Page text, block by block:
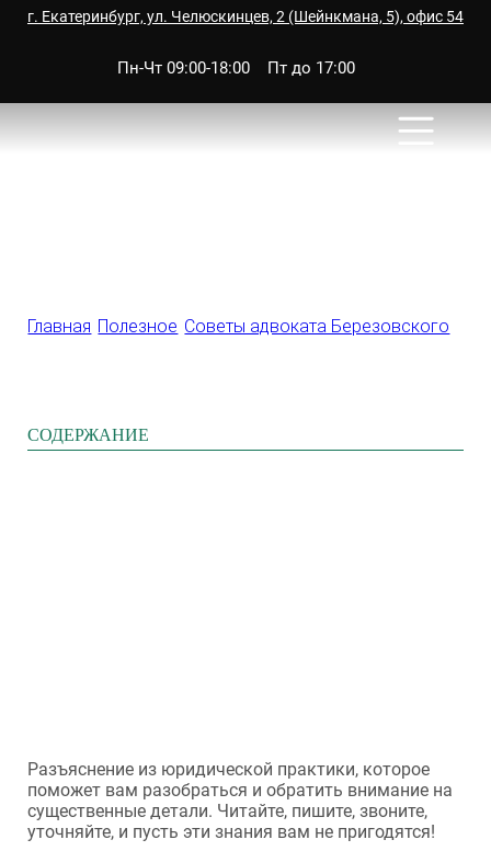
г. Екатеринбург, ул. Челюскинцев, 2 (Шейнкмана, 5), офис 54
Пн-Чт 09:00-18:00 Пт до 17:00
Главная Полезное Советы адвоката Березовского
СОДЕРЖАНИЕ
Разъяснение из юридической практики, которое
поможет вам разобраться и обратить внимание на
существенные детали. Читайте, пишите, звоните,
уточняйте, и пусть эти знания вам не пригодятся!